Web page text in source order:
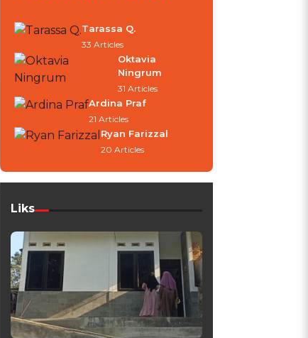
Tarassa Q.
33 Articles
Oktavia
Ningrum
31 Articles
Ardina Praf
21 Articles
Ryan Farizzal
20 Articles
Liks